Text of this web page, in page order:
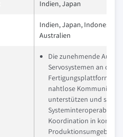
Indien, Japan
Indien, Japan, Indonesien,
Australien
Die zunehmende
Servosystemen an
Fertigungsplattformen
nahtlose
unterstützen und so die
Systeminteroperabilität
Koordination in